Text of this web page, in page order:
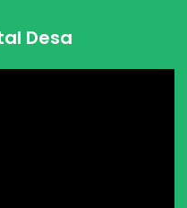
Desa